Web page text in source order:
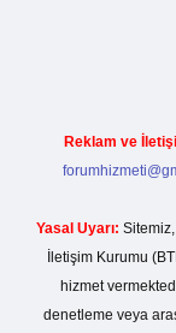
Reklam ve
Yasal Uyarı:
İletişim Kurumu
hizmet
denetleme veya